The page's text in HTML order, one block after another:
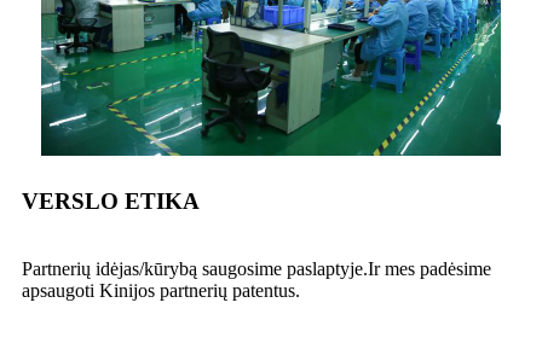
VERSLO ETIKA
Partnerių idėjas/kūrybą saugosime paslaptyje.Ir mes padėsime
apsaugoti Kinijos partnerių patentus.